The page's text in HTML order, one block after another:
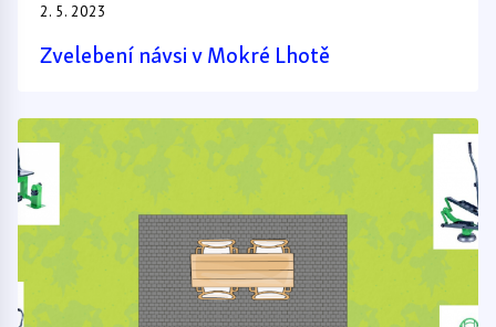
2. 5. 2023
Zvelebení návsi v Mokré Lhotě